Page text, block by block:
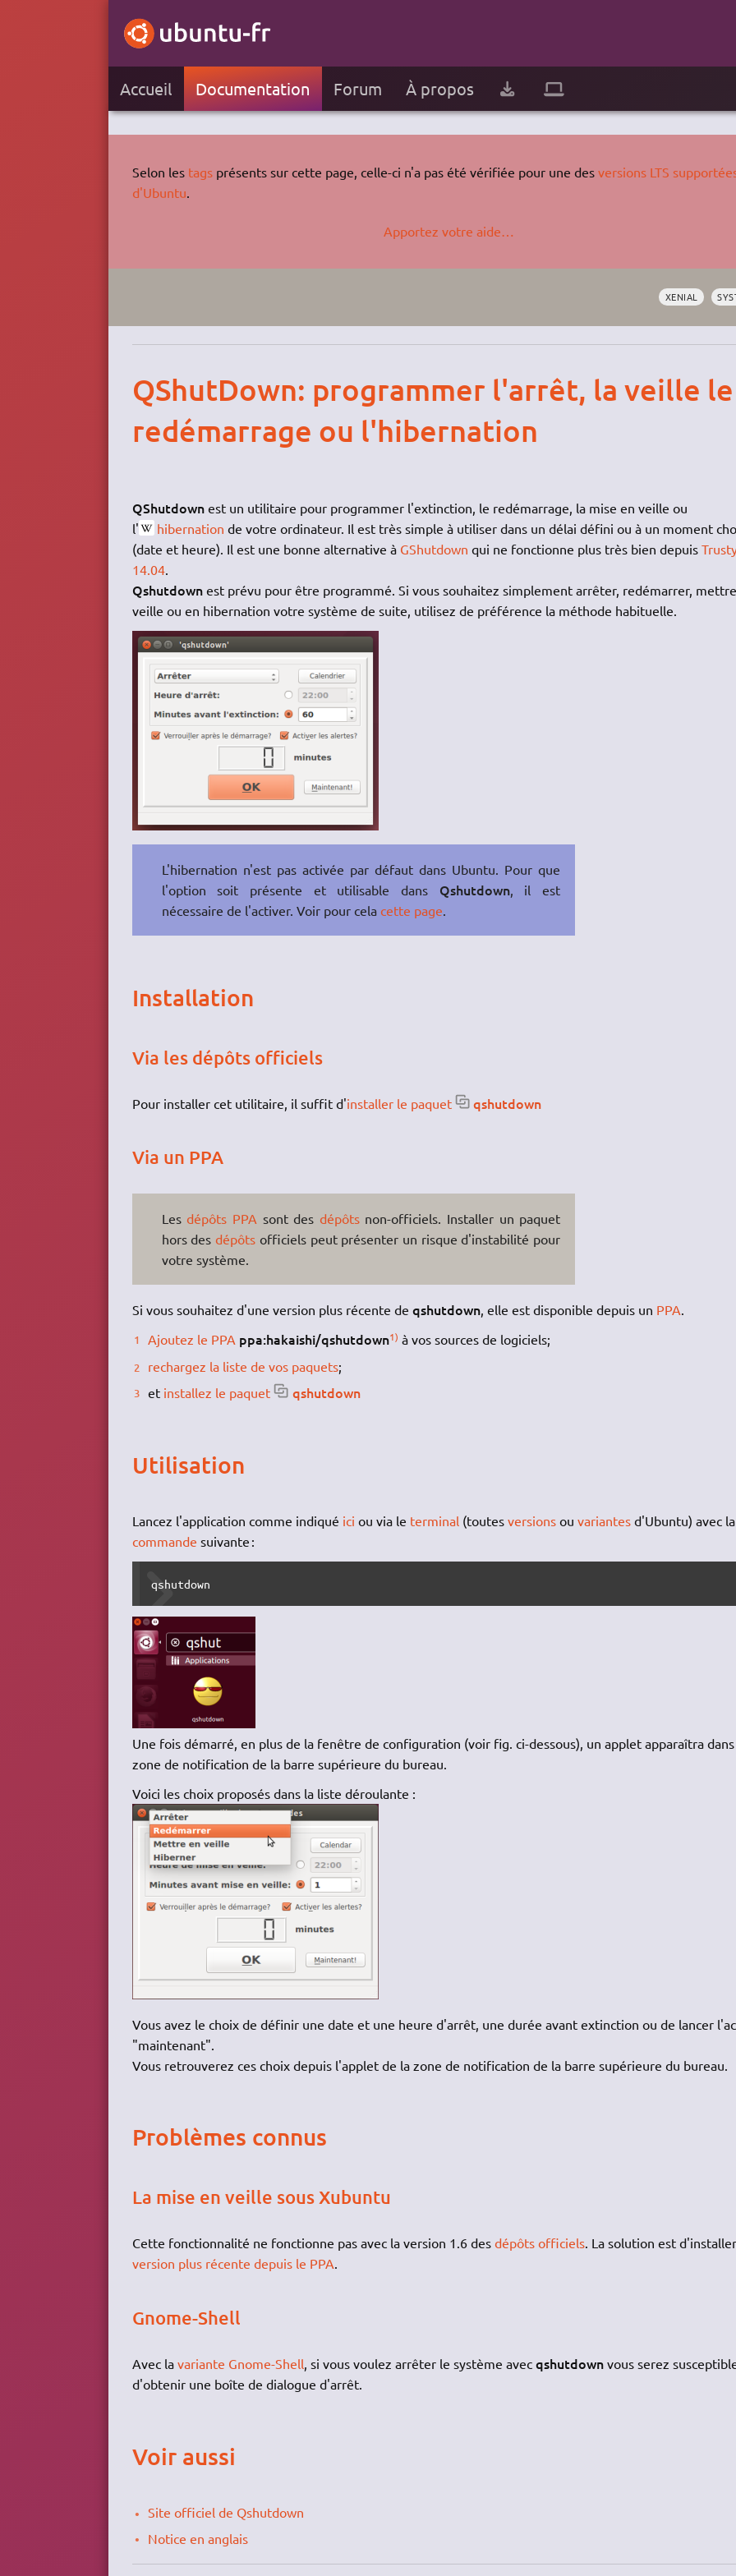
Accueil Documentation Forum À propos
Selon les tagsprésents sur cette page, celle-ci n'a pas été vérifiée pour une des versions LTS
d'Ubuntu
Apportez votre aide…
XENIAL
QShutDown: programmer l'arrêt, la veille le
redémarrage ou l'hibernation
QShutdownest un utilitaire pour programmer l'extinction, le redémarrage, la mise en veille ou
l'
hibernation de votre ordinateur. Il est très simple à utiliser dans un délai défini ou à un moment
(date et heure). Il est une bonne alternative à GShutdown qui ne fonctionne plus très bien depuis
14.04.
Qshutdownest prévu pour être programmé. Si vous souhaitez simplement arrêter, redémarrer,
veille ou en hibernation votre système de suite, utilisez de préférence la méthode habituelle.
L'hibernation n'est pas activée par défaut dans Ubuntu. Pour que
l'option soit présente et utilisable dans Qshutdown, il est
nécessaire de l'activer. Voir pour cela cette page
Installation
Via les dépôts officiels
Pour installer cet utilitaire, il suffit d'installer le paquet qshutdown
Via un PPA
Les dépôts PPA sont des dépôtsnon-officiels. Installer un paquet
hors des dépôts officiels peut présenter un risque d'instabilité pour
votre système.
Si vous souhaitez d'une version plus récente de qshutdown, elle est disponible depuis un PPA
Ajoutez le PPA ppa:hakaishi/qshutdown1) à vos sources de logiciels;
rechargez la liste de vos paquets;
et installez le paquet qshutdown
Utilisation
Lancez l'application comme indiqué ici ou via le terminal (toutes versionsou variantesd'Ubuntu) avec la
commande suivante :
qshutdown
Une fois démarré, en plus de la fenêtre de configuration (voir fig. ci-dessous), un applet apparaîtra
zone de notification de la barre supérieure du bureau.
Voici les choix proposés dans la liste déroulante :
Vous avez le choix de définir une date et une heure d'arrêt, une durée avant extinction ou de lancer
"maintenant".
Vous retrouverez ces choix depuis l'applet de la zone de notification de la barre supérieure du bureau.
Problèmes connus
La mise en veille sous Xubuntu
Cette fonctionnalité ne fonctionne pas avec la version 1.6 des dépôts officiels. La solution est
version plus récente depuis le PPA.
Gnome-Shell
Avec la variante Gnome-Shell, si vous voulez arrêter le système avec qshutdownvous serez
d'obtenir une boîte de dialogue d'arrêt.
Voir aussi
Site officiel de Qshutdown
Notice en anglais